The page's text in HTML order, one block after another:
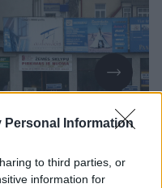
Personal Information
to third parties, or
information for